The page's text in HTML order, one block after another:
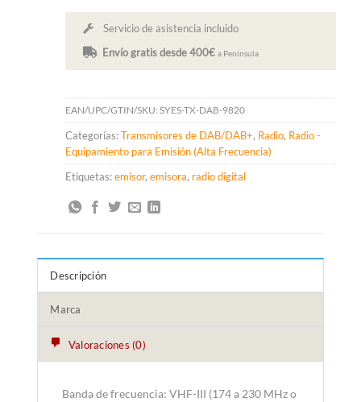
Servicio de asistencia incluido
Envío gratis desde 400€a Península
EAN/UPC/GTIN/SKU:SYES-TX-DAB-9820
Categorías:Transmisores de DAB/DAB+, Radio, Radio -
Equipamiento para Emisión (Alta Frecuencia)
Etiquetas:emisor,emisora, radio digital
Descripción
Marca
Valoraciones (0)
Banda de frecuencia: VHF-III (174 a 230 MHz o